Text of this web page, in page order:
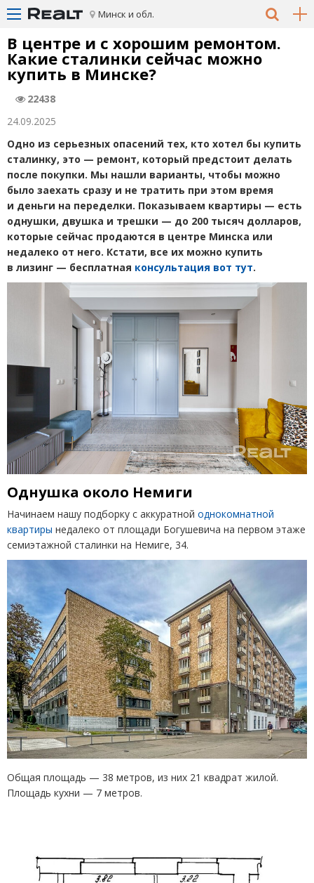
Минск и обл.
В центре и с хорошим ремонтом.
Какие сталинки сейчас можно
купить в Минске?
22438
24.09.2025
Одно из серьезных опасений тех, кто хотел бы купить
сталинку, это — ремонт, который предстоит делать
после покупки. Мы нашли варианты, чтобы можно
было заехать сразу и не тратить при этом время
и деньги на переделки. Показываем квартиры — есть
однушки, двушка и трешки — до 200 тысяч долларов,
которые сейчас продаются в центре Минска или
недалеко от него. Кстати, все их можно купить
в лизинг — бесплатная консультация вот тут.
Однушка около Немиги
Начинаем нашу подборку с аккуратной однокомнатной
квартиры недалеко от площади Богушевича на первом этаже
семиэтажной сталинки на Немиге, 34.
Общая площадь — 38 метров, из них 21 квадрат жилой.
Площадь кухни — 7 метров.